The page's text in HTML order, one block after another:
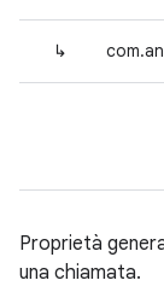
↳
Proprietà
una chiamata.